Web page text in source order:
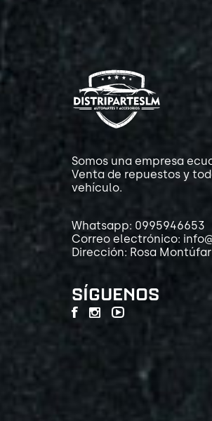
Somos una empresa
Venta de repuestos y
vehículo.
Whatsapp: 0995946653
Correo electrónico:
Dirección: Rosa
SÍGUENOS